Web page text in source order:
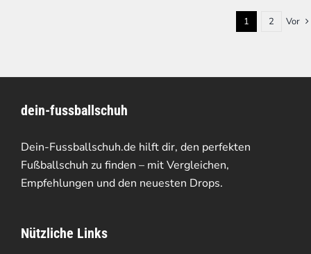
1 2 Vor
dein-fussballschuh
Dein-Fussballschuh.de hilft dir, den perfekten
Fußballschuh zu finden – mit Vergleichen,
Empfehlungen und den neuesten Drops.
Nützliche Links